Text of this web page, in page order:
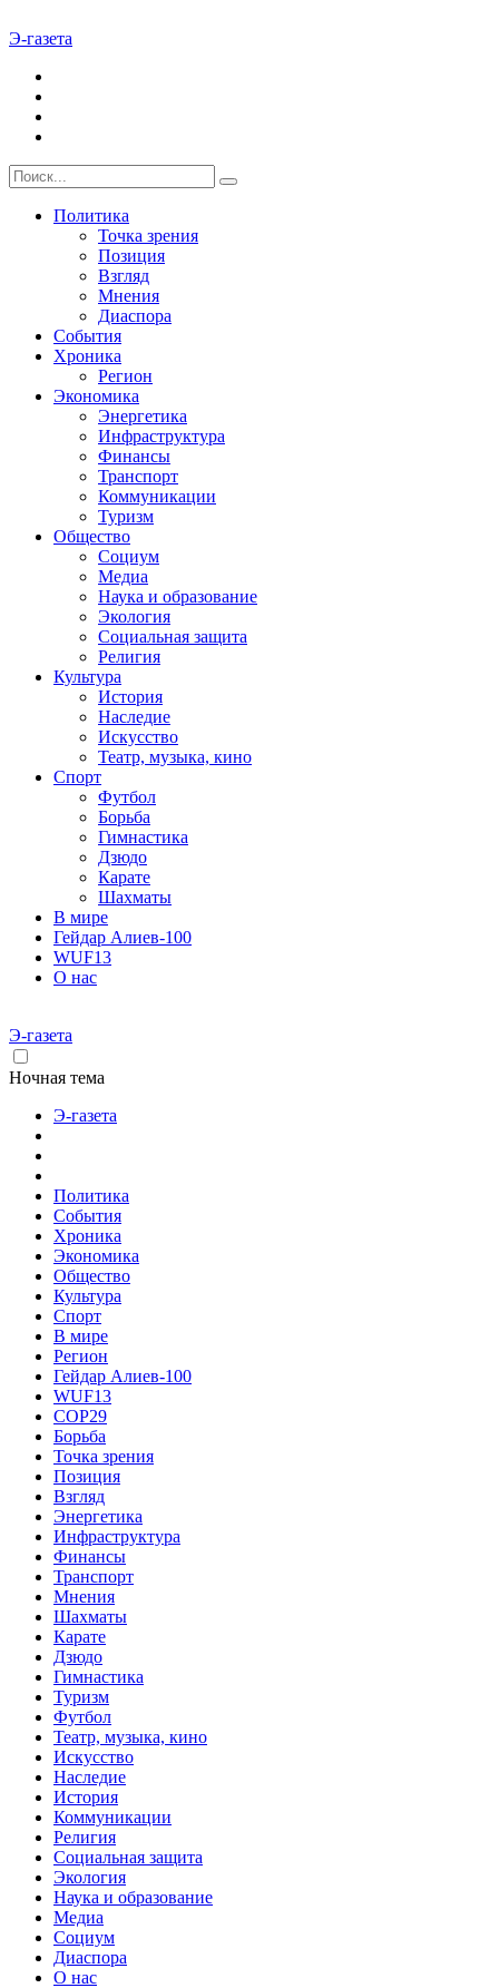
Э-газета
Политика
Точка зрения
Позиция
Взгляд
Мнения
Диаспора
События
Хроника
Регион
Экономика
Энергетика
Инфраструктура
Финансы
Транспорт
Коммуникации
Туризм
Общество
Социум
Медиа
Наука и образование
Экология
Социальная защита
Религия
Культура
История
Наследие
Искусство
Театр, музыка, кино
Спорт
Футбол
Борьба
Гимнастика
Дзюдо
Карате
Шахматы
В мире
Гейдар Алиев-100
WUF13
О нас
Э-газета
Ночная тема
Э-газета
Политика
События
Хроника
Экономика
Общество
Культура
Спорт
В мире
Регион
Гейдар Алиев-100
WUF13
COP29
Борьба
Точка зрения
Позиция
Взгляд
Энергетика
Инфраструктура
Финансы
Транспорт
Мнения
Шахматы
Карате
Дзюдо
Гимнастика
Туризм
Футбол
Театр, музыка, кино
Искусство
Наследие
История
Коммуникации
Религия
Социальная защита
Экология
Наука и образование
Медиа
Социум
Диаспора
О нас